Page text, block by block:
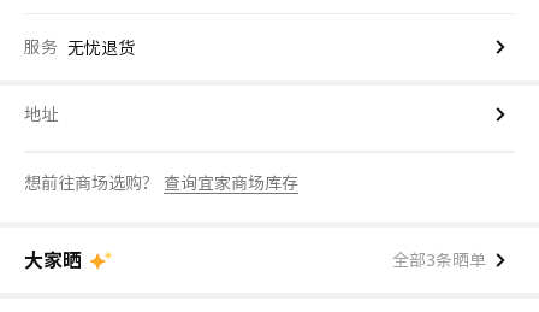
服务 无忧退货
地址
想前往商场选购？ 查询宜家商场库存
大家晒 全部3条晒单